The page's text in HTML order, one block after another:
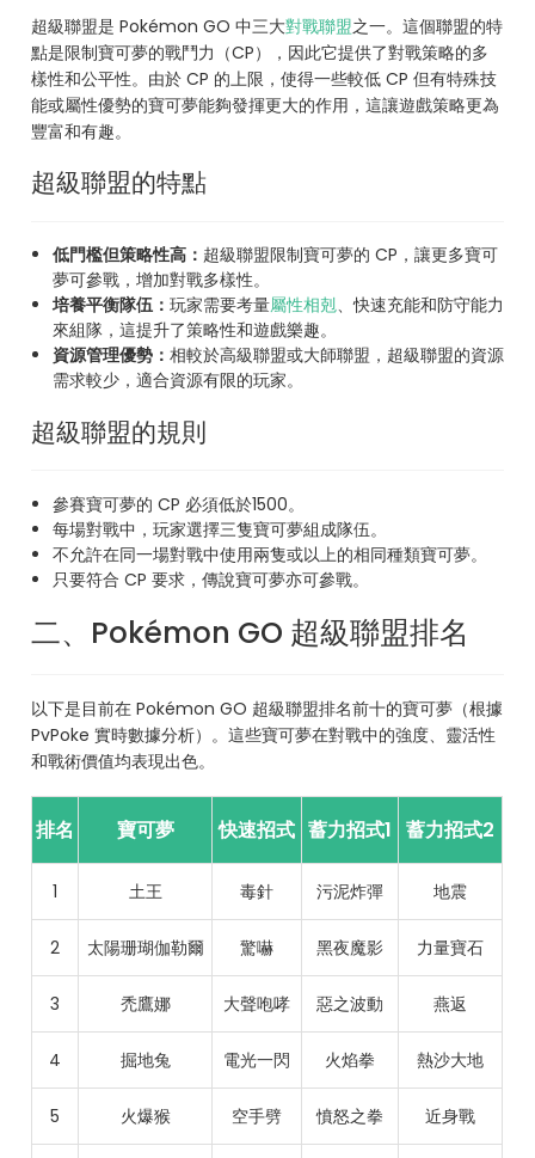
超級聯盟是 Pokémon GO 中三大對戰聯盟之一。這個聯盟的特
點是限制寶可夢的戰鬥力（CP），因此它提供了對戰策略的多
樣性和公平性。由於 CP 的上限，使得一些較低 CP 但有特殊技
能或屬性優勢的寶可夢能夠發揮更大的作用，這讓遊戲策略更為
豐富和有趣。
超級聯盟的特點
低門檻但策略性高： 超級聯盟限制寶可夢的 CP，讓更多寶可
夢可參戰，增加對戰多樣性。
培養平衡隊伍： 玩家需要考量屬性相剋、快速充能和防守能力
來組隊，這提升了策略性和遊戲樂趣。
資源管理優勢： 相較於高級聯盟或大師聯盟，超級聯盟的資源
需求較少，適合資源有限的玩家。
超級聯盟的規則
參賽寶可夢的 CP 必須低於1500。
每場對戰中，玩家選擇三隻寶可夢組成隊伍。
不允許在同一場對戰中使用兩隻或以上的相同種類寶可夢。
只要符合 CP 要求，傳說寶可夢亦可參戰。
二、Pokémon GO 超級聯盟排名
以下是目前在 Pokémon GO 超級聯盟排名前十的寶可夢（根據
PvPoke 實時數據分析）。這些寶可夢在對戰中的強度、靈活性
和戰術價值均表現出色。
排名 寶可夢 快速招式 蓄力招式1 蓄力招式2
1 土王 毒針 污泥炸彈 地震
2 太陽珊瑚伽勒爾 驚嚇 黑夜魔影 力量寶石
3 禿鷹娜 大聲咆哮 惡之波動 燕返
4 掘地兔 電光一閃 火焰拳 熱沙大地
5 火爆猴 空手劈 憤怒之拳 近身戰